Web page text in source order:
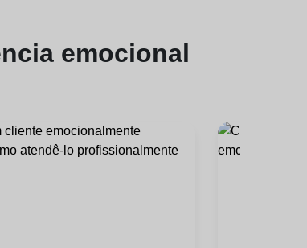
emocional